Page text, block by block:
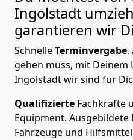
Ingolstadt
garantieren wir
SchnelleTerminvergabe.
gehen muss, mit Deinem
Ingolstadt wir sind für
Qualifizierte Fachkräfte
Equipment. Ausgebildete
Fahrzeuge und